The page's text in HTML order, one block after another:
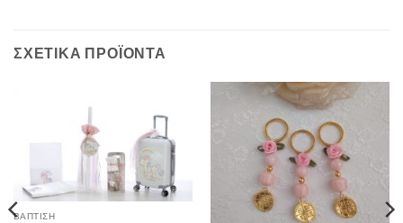
ΣΧΕΤΙΚΆ ΠΡΟΪΌΝΤΑ
ΒΑΠΤΙΣΗ